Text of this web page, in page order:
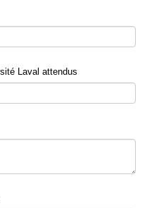
Laval attendus